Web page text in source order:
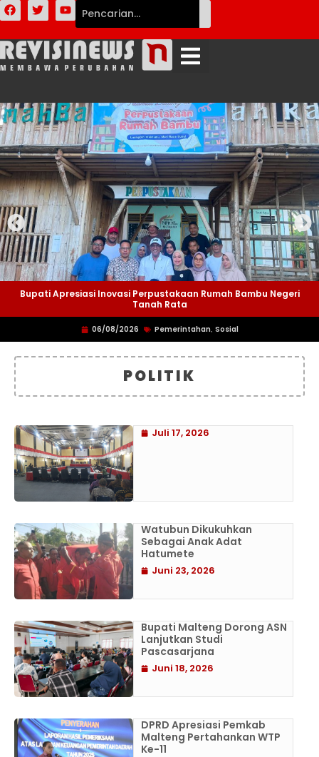
Bupati Apresiasi Inovasi Perpustakaan Rumah Bambu Negeri
Tanah Rata
06/08/2026 Pemerintahan, Sosial
POLITIK
Juli 17, 2026
Watubun Dikukuhkan
Sebagai Anak Adat
Hatumete
Juni 23, 2026
Bupati Malteng Dorong ASN
Lanjutkan Studi
Pascasarjana
Juni 18, 2026
DPRD Apresiasi Pemkab
Malteng Pertahankan WTP
Ke-11